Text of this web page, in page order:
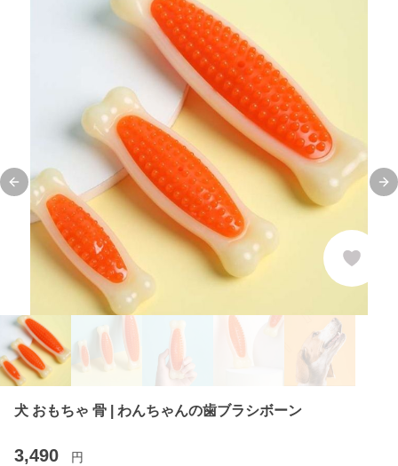
Previous slide
犬 おもちゃ 骨 | わんちゃんの歯ブラシボーン
3,490 円